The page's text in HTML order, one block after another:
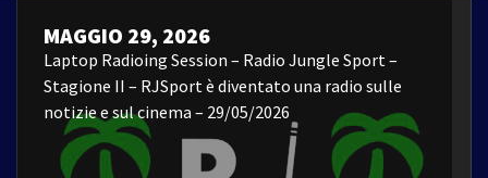
MAGGIO 29, 2026
Laptop Radioing Session – Radio Jungle Sport –
Stagione II – RJSport è diventato una radio sulle
notizie e sul cinema – 29/05/2026